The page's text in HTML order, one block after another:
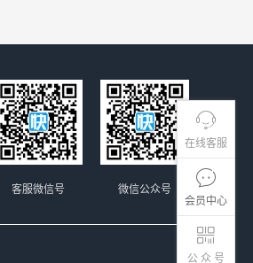
在线客服
会员中心
公 众 号
微信公众号
客服微信号